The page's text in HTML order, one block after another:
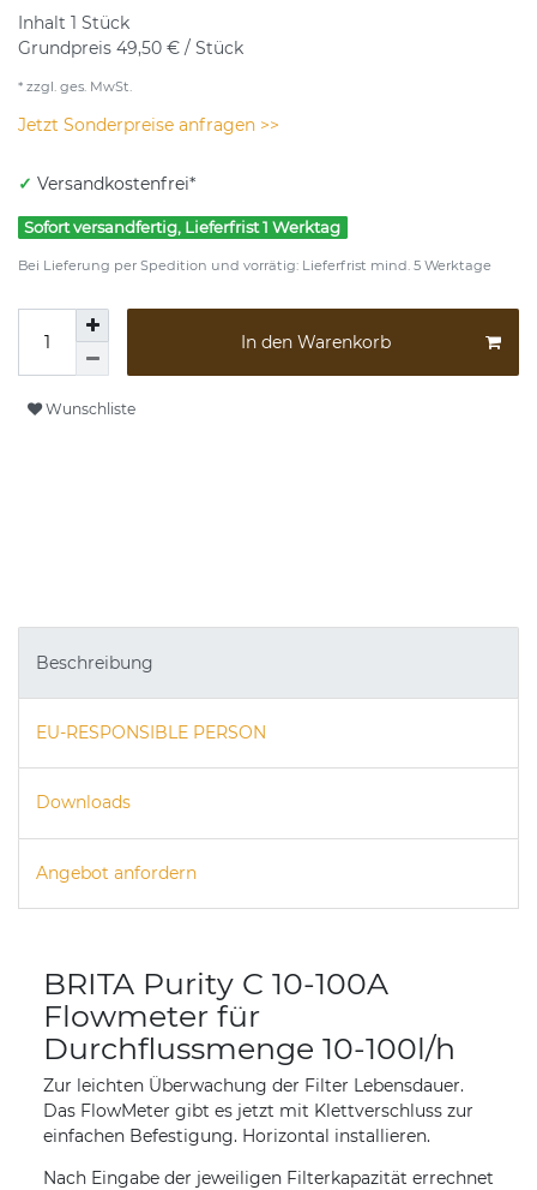
Inhalt 1 Stück
Grundpreis 49,50 € / Stück
* zzgl. ges. MwSt.
Jetzt Sonderpreise anfragen >>
✓ Versandkostenfrei*
Sofort versandfertig, Lieferfrist 1 Werktag
Bei Lieferung per Spedition und vorrätig: Lieferfrist mind. 5 Werktage
In den Warenkorb
Wunschliste
Beschreibung
EU-RESPONSIBLE PERSON
Downloads
Angebot anfordern
BRITA Purity C 10-100A
Flowmeter für
Durchflussmenge 10-100l/h
Zur leichten Überwachung der Filter Lebensdauer.
Das FlowMeter gibt es jetzt mit Klettverschluss zur
einfachen Befestigung. Horizontal installieren.
Nach Eingabe der jeweiligen Filterkapazität errechnet